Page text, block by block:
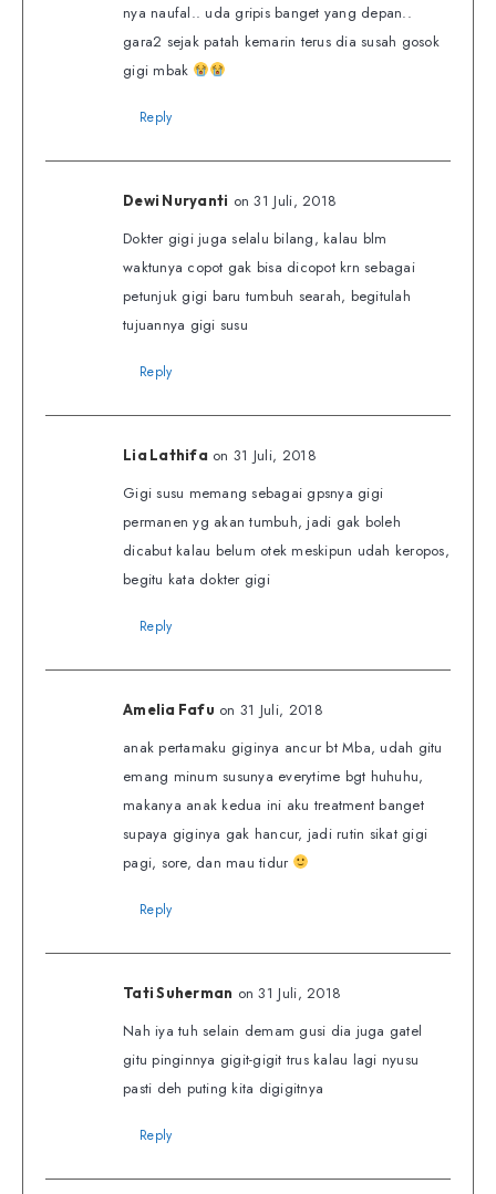
nya naufal.. uda gripis banget yang depan..
gara2 sejak patah kemarin terus dia susah gosok
gigi mbak
Reply
Dewi Nuryanti on 31 Juli, 2018
Dokter gigi juga selalu bilang, kalau blm
waktunya copot gak bisa dicopot krn sebagai
petunjuk gigi baru tumbuh searah, begitulah
tujuannya gigi susu
Reply
Lia Lathifa on 31 Juli, 2018
Gigi susu memang sebagai gpsnya gigi
permanen yg akan tumbuh, jadi gak boleh
dicabut kalau belum otek meskipun udah keropos,
begitu kata dokter gigi
Reply
Amelia Fafu on 31 Juli, 2018
anak pertamaku giginya ancur bt Mba, udah gitu
emang minum susunya everytime bgt huhuhu,
makanya anak kedua ini aku treatment banget
supaya giginya gak hancur, jadi rutin sikat gigi
pagi, sore, dan mau tidur
Reply
Tati Suherman on 31 Juli, 2018
Nah iya tuh selain demam gusi dia juga gatel
gitu pinginnya gigit-gigit trus kalau lagi nyusu
pasti deh puting kita digigitnya
Reply